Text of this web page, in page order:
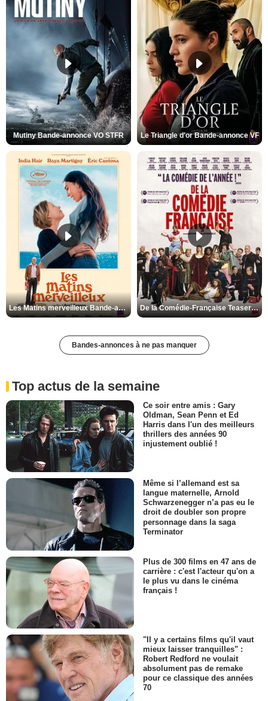
Mutiny Bande-annonce VO STFR Le Triangle d'or Bande-annonce VF
Les Matins merveilleux Bande-annonce VF De la Comédie-Française Teaser VF
Bandes-annonces à ne pas manquer
Top actus de la semaine
Ce soir entre amis : Gary
Oldman, Sean Penn et Ed
Harris dans l'un des meilleurs
thrillers des années 90
injustement oublié !
Même si l’allemand est sa
langue maternelle, Arnold
Schwarzenegger n’a pas eu le
droit de doubler son propre
personnage dans la saga
Terminator
Plus de 300 films en 47 ans de
carrière : c'est l'acteur qu'on a
le plus vu dans le cinéma
français !
"Il y a certains films qu'il vaut
mieux laisser tranquilles" :
Robert Redford ne voulait
absolument pas de remake
pour ce classique des années
70